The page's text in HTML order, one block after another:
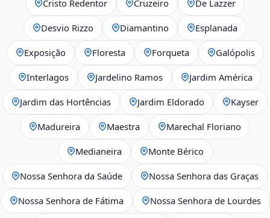
Cristo Redentor Cruzeiro De Lazzer
Desvio Rizzo Diamantino Esplanada
Exposição Floresta Forqueta Galópolis
Interlagos Jardelino Ramos Jardim América
Jardim das Hortências Jardim Eldorado Kayser
Madureira Maestra Marechal Floriano
Medianeira Monte Bérico
Nossa Senhora da Saúde Nossa Senhora das Graças
Nossa Senhora de Fátima Nossa Senhora de Lourdes